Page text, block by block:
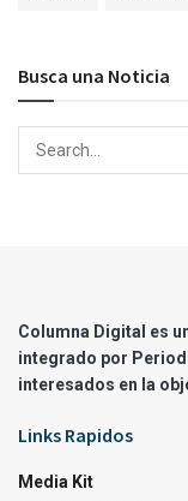
Busca una Noticia
Columna Digital es
integrado por
interesados en la
Links Rapidos
Media Kit